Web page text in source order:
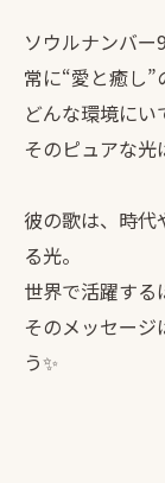
ソウルナンバー
常に“愛と癒し”
どんな環境にい
そのピュアな光
彼の歌は、時代
る光。
世界で活躍する
そのメッセー
う✨